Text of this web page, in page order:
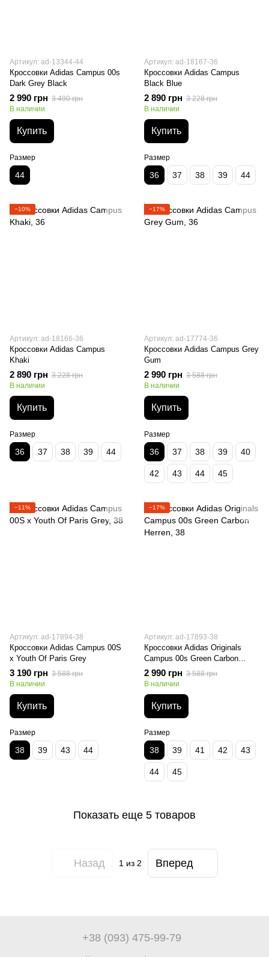
Артикул: ad-13344-44
Кроссовки Adidas Campus 00s
Dark Grey Black
2 990 грн 3 490 грн
В наличии
Купить
Размер
44
Артикул: ad-18167-36
Кроссовки Adidas Campus
Black Blue
2 890 грн 3 228 грн
В наличии
Купить
Размер
36 37 38 39 44
−10%
Артикул: ad-18166-36
Кроссовки Adidas Campus
Khaki
2 890 грн 3 228 грн
В наличии
Купить
Размер
36 37 38 39 44
−17%
Артикул: ad-17774-36
Кроссовки Adidas Campus Grey
Gum
2 990 грн 3 588 грн
В наличии
Купить
Размер
36 37 38 39 40
42 43 44 45
−11%
Артикул: ad-17894-38
Кроссовки Adidas Campus 00S
х Youth Of Paris Grey
3 190 грн 3 588 грн
В наличии
Купить
Размер
38 39 43 44
−17%
Артикул: ad-17893-38
Кроссовки Adidas Originals
Campus 00s Green Carbon
Herren
2 990 грн 3 588 грн
В наличии
Купить
Размер
38 39 41 42 43
44 45
Показать еще 5 товаров
Назад 1 из 2 Вперед
+38 (093) 475-99-79